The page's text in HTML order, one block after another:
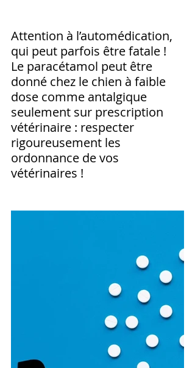
Attention à l’automédication,
qui peut parfois être fatale !
Le paracétamol peut être
donné chez le chien à faible
dose comme antalgique
seulement sur prescription
vétérinaire : respecter
rigoureusement les
ordonnance de vos
vétérinaires !